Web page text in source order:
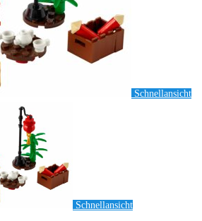
Schnellansicht
Schnellansicht